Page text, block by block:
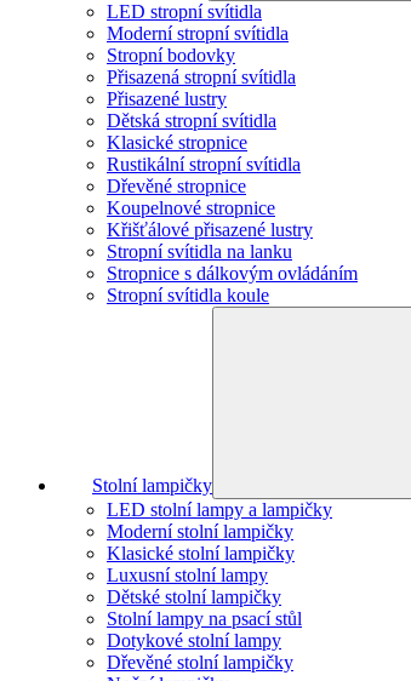
LED stropní svítidla
Moderní stropní svítidla
Stropní bodovky
Přisazená stropní svítidla
Přisazené lustry
Dětská stropní svítidla
Klasické stropnice
Rustikální stropní svítidla
Dřevěné stropnice
Koupelnové stropnice
Křišťálové přisazené lustry
Stropní svítidla na lanku
Stropnice s dálkovým ovládáním
Stropní svítidla koule
Stolní lampičky
LED stolní lampy a lampičky
Moderní stolní lampičky
Klasické stolní lampičky
Luxusní stolní lampy
Dětské stolní lampičky
Stolní lampy na psací stůl
Dotykové stolní lampy
Dřevěné stolní lampičky